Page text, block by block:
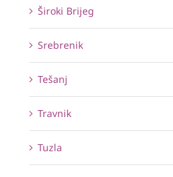
Široki Brijeg
Srebrenik
Tešanj
Travnik
Tuzla